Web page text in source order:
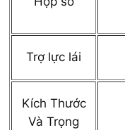
Trợ lực lái
Kích Thước
Và Trọng